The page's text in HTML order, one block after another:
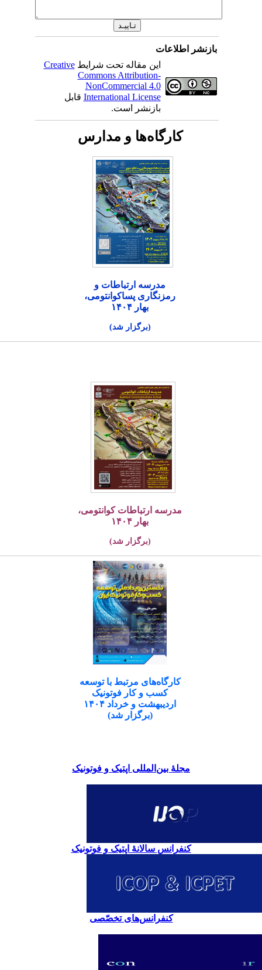
بازنشر اطلاعات
این مقاله تحت شرایطCreative
Commons Attribution-
NonCommercial 4.0
International Licenseقابل
بازنشر است.
کارگاه‌ها و مدارس
مدرسه ارتباطات و
رمزنگاری پساکوانتومی،
بهار ۱۴۰۴
(برگزار شد)
مدرسه ارتباطات کوانتومی،
بهار ۱۴۰۴
(برگزار شد)
کارگاه‌های مرتبط با توسعه
کسب و کار فوتونیک
اردیبهشت و خرداد ۱۴۰۴
(برگزار شد)
مجلۀ بین‌المللی اپتیک و فوتونیک
کنفرانس سالانۀ اپتیک و فوتونیک
کنفرانس‌های تخصّصی